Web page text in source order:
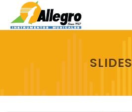
SLIDES